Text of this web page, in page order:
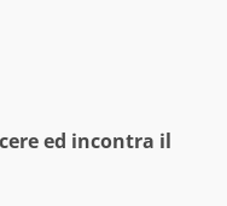
ed incontra il